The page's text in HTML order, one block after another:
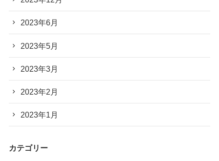
2023年6月
2023年5月
2023年3月
2023年2月
2023年1月
カテゴリー